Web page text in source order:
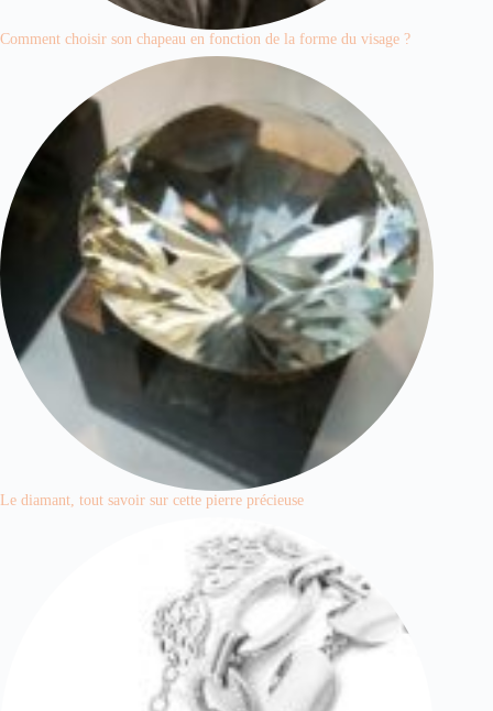
Comment choisir son chapeau en fonction de la forme du visage ?
Le diamant, tout savoir sur cette pierre précieuse